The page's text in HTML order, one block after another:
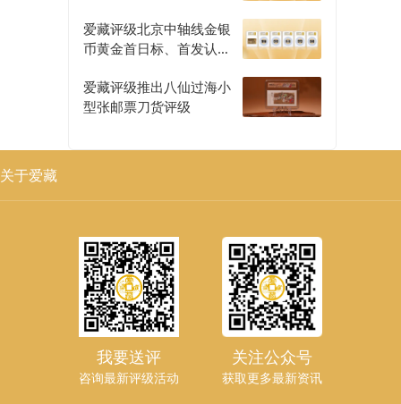
爱藏评级北京中轴线金银
币黄金首日标、首发认证
爱藏评级推出八仙过海小
型张邮票刀货评级
关于爱藏
我要送评
咨询最新评级活动
关注公众号
获取更多最新资讯